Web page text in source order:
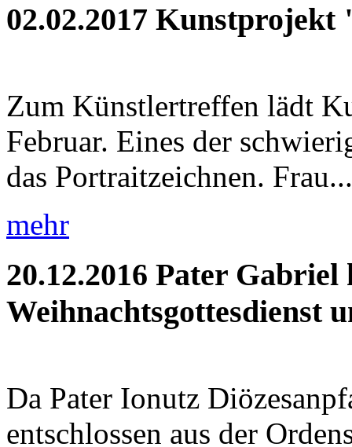
02.02.2017 Kunstprojekt
Zum Künstlertreffen lädt
Februar. Eines der
das Portraitzeichnen. Frau...
mehr
20.12.2016 Pater Gabriel
Weihnachtsgottesdienst
Da Pater Ionutz
entschlossen aus der